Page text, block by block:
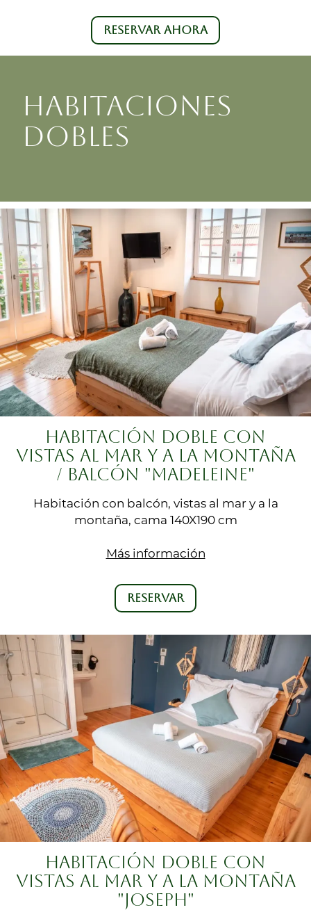
RESERVAR AHORA
HABITACIONES
DOBLES
HABITACIÓN DOBLE CON
VISTAS AL MAR Y A LA MONTAÑA
/ BALCÓN "MADELEINE"
Habitación con balcón, vistas al mar y a la
montaña, cama 140X190 cm
Más información
RESERVAR
HABITACIÓN DOBLE CON
VISTAS AL MAR Y A LA MONTAÑA
"JOSEPH"